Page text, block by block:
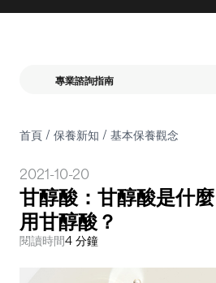
專業諮詢指南
首頁/ 保養新知 / 基本保養觀念
2021-10-20
甘醇酸：甘醇酸是什
用甘醇酸？
閱讀時間4 分鐘